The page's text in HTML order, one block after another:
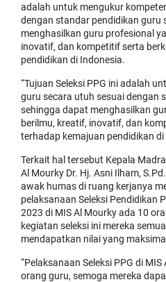
adalah untuk mengukur
dengan standar pendidikan guru
menghasilkan guru profesional
inovatif, dan kompetitif serta
pendidikan di Indonesia.
“Tujuan Seleksi PPG ini adalah
guru secara utuh sesuai dengan
sehingga dapat menghasilkan
berilmu, kreatif, inovatif, dan
terhadap kemajuan pendidikan di
Terkait hal tersebut Kepala
Al Mourky Dr. Hj. Asni Ilham,
awak humas di ruang kerjanya
pelaksanaan Seleksi Pendidikan
2023 di MIS Al Mourky ada 10
kegiatan seleksi ini mereka
mendapatkan nilai yang
“Pelaksanaan Seleksi PPG di
orang guru, semoga mereka